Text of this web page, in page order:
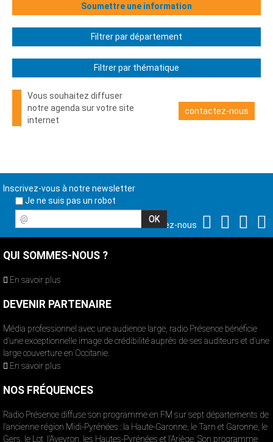
Soumettre une information
Filtrer par département
Filtrer par thématique
Vous souhaitez diffuser
notre agenda sur votre site
internet
contactez-nous
Inscrivez-vous à notre newsletter
Je ne suis pas un robot
@
Suivez-nous
QUI SOMMES-NOUS ?
En savoir plus
DEVENIR PARTENAIRE
Média professionnel avec une audience large, radio Présence bénéficie
d’une exceptionnelle image de crédibilité auprès de ses auditeurs et d’une
large couverture en Occitanie.
En savoir plus
NOS FRÉQUENCES
Radio Présence diffuse son programme en FM sur sept départements de
l’ancienne région Midi-Pyrénées : la Haute-Garonne, le Tarn et Garonne, le
Gers, le Lot, l’Aveyron, les Hautes-Pyrénées et l’Ariège. Son programme